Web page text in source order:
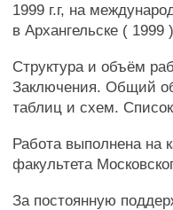
1999 г.г, на
в Архангельске (
Структура и объём
Заключения. Общий
таблиц и схем.
Работа выполнена на
факультета
За постоянную